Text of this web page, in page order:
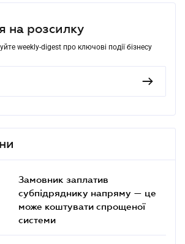
на розсилку
weekly-digest про ключові події бізнесу
Замовник заплатив
субпідряднику напряму — це
може коштувати спрощеної
системи